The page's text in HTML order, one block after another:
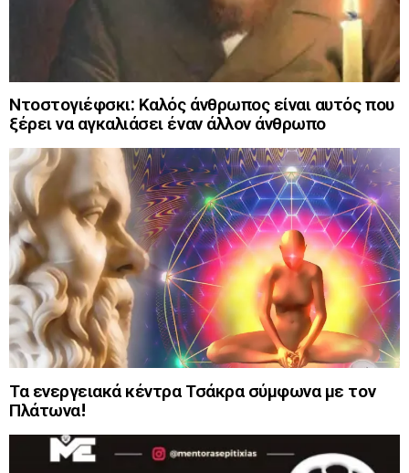
Ντοστογιέφσκι: Καλός άνθρωπος είναι αυτός που
ξέρει να αγκαλιάσει έναν άλλον άνθρωπο
Τα ενεργειακά κέντρα Τσάκρα σύμφωνα με τον
Πλάτωνα!